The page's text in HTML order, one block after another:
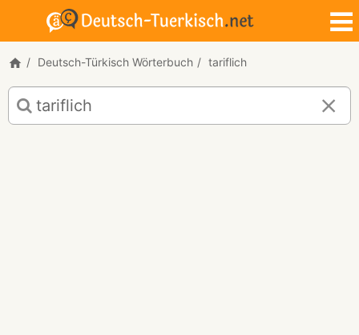
Deutsch-Türkisch Wörterbuch tariflich
Deutsch-
Türkisch
Übersetzung